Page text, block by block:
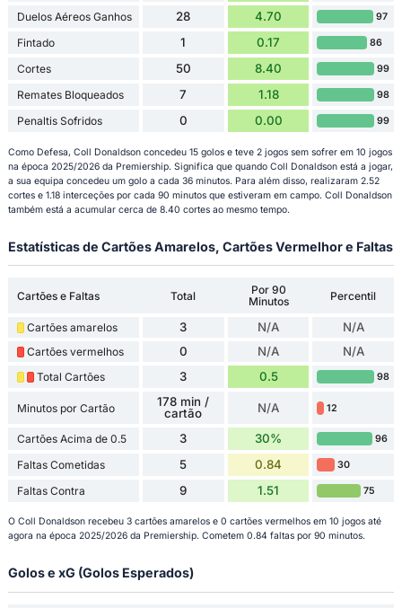
Duelos Aéreos Ganhos 28 4.70 97
Fintado 1 0.17 86
Cortes 50 8.40 99
Remates Bloqueados 7 1.18 98
Penaltis Sofridos 0 0.00 99
Como Defesa, Coll Donaldson concedeu 15 golos e teve 2 jogos sem sofrer em 10 jogos
na época 2025/2026 da Premiership. Significa que quando Coll Donaldson está a jogar,
a sua equipa concedeu um golo a cada 36 minutos. Para além disso, realizaram 2.52
cortes e 1.18 interceções por cada 90 minutos que estiveram em campo. Coll Donaldson
também está a acumular cerca de 8.40 cortes ao mesmo tempo.
Estatísticas de Cartões Amarelos, Cartões Vermelhor e Faltas
Cartões e Faltas Total
Por 90
Minutos
Percentil
Cartões amarelos 3 N/A N/A
Cartões vermelhos 0 N/A N/A
Total Cartões 3 0.5 98
Minutos por Cartão
178 min /
cartão
N/A 12
Cartões Acima de 0.5 3 30% 96
Faltas Cometidas 5 0.84 30
Faltas Contra 9 1.51 75
O Coll Donaldson recebeu 3 cartões amarelos e 0 cartões vermelhos em 10 jogos até
agora na época 2025/2026 da Premiership. Cometem 0.84 faltas por 90 minutos.
Golos e xG (Golos Esperados)